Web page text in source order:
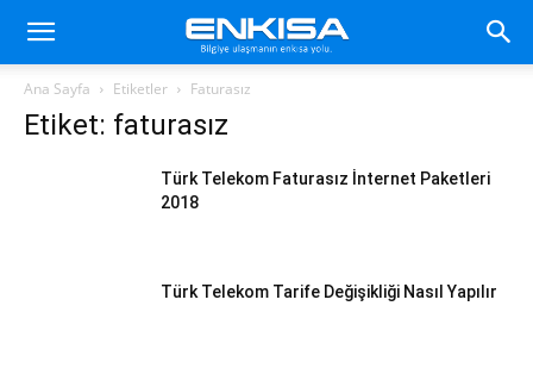
Ana Sayfa Etiketler Faturasız
Etiket: faturasız
Türk Telekom Faturasız İnternet Paketleri
2018
Türk Telekom Tarife Değişikliği Nasıl Yapılır